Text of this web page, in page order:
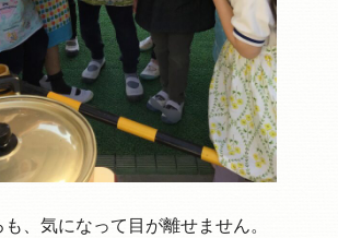
、気になって目が離せません。